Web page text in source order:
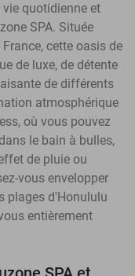
quotidienne et
SPA. Située
cette oasis de
de luxe, de détente
de différents
atmosphérique
où vous pouvez
le bain à bulles,
de pluie ou
vous envelopper
plages d'Honululu
entièrement